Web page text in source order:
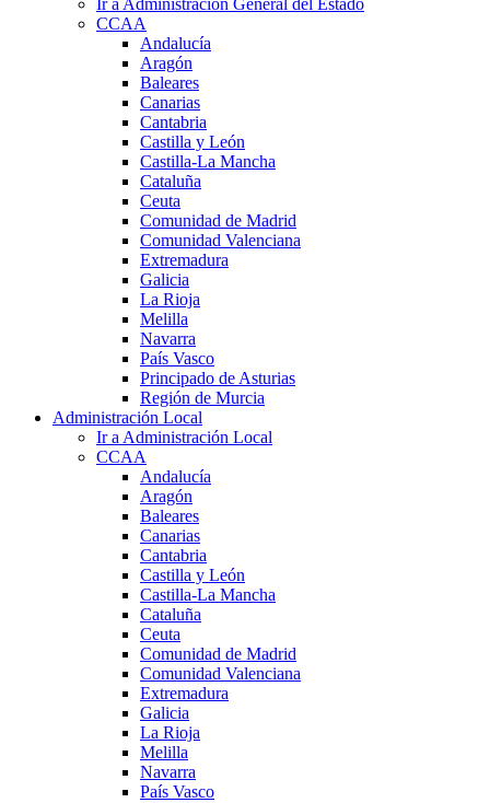
CCAA
Andalucía
Aragón
Baleares
Canarias
Cantabria
Castilla y León
Castilla-La Mancha
Cataluña
Ceuta
Comunidad de Madrid
Comunidad Valenciana
Extremadura
Galicia
La Rioja
Melilla
Navarra
País Vasco
Principado de Asturias
Región de Murcia
Administración Local
Ir a Administración Local
CCAA
Andalucía
Aragón
Baleares
Canarias
Cantabria
Castilla y León
Castilla-La Mancha
Cataluña
Ceuta
Comunidad de Madrid
Comunidad Valenciana
Extremadura
Galicia
La Rioja
Melilla
Navarra
País Vasco